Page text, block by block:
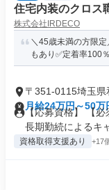
住宅内装のクロス
株式会社IRDECO
＼45歳未満の方限定
もあり✅定着率100
〒351-0115埼玉県
月給24万円～50万
【応募資格】 【
長期勤続によるキ
資格取得支援あり +17